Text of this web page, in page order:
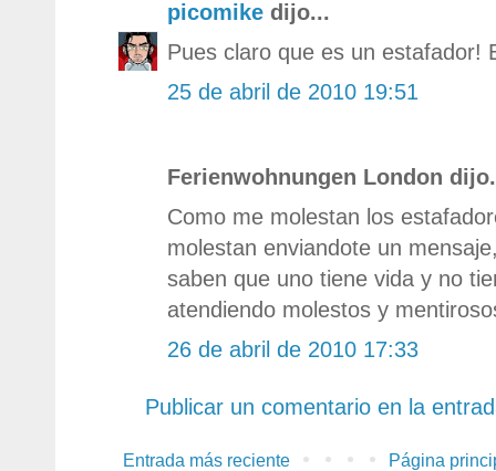
picomike dijo...
Pues claro que es un estafador!
25 de abril de 2010 19:51
Ferienwohnungen London
Como me molestan los
molestan enviandote un
saben que uno tiene vida y no
atendiendo molestos y
26 de abril de 2010 17:33
Publicar un comentario en la
Entrada más reciente Página